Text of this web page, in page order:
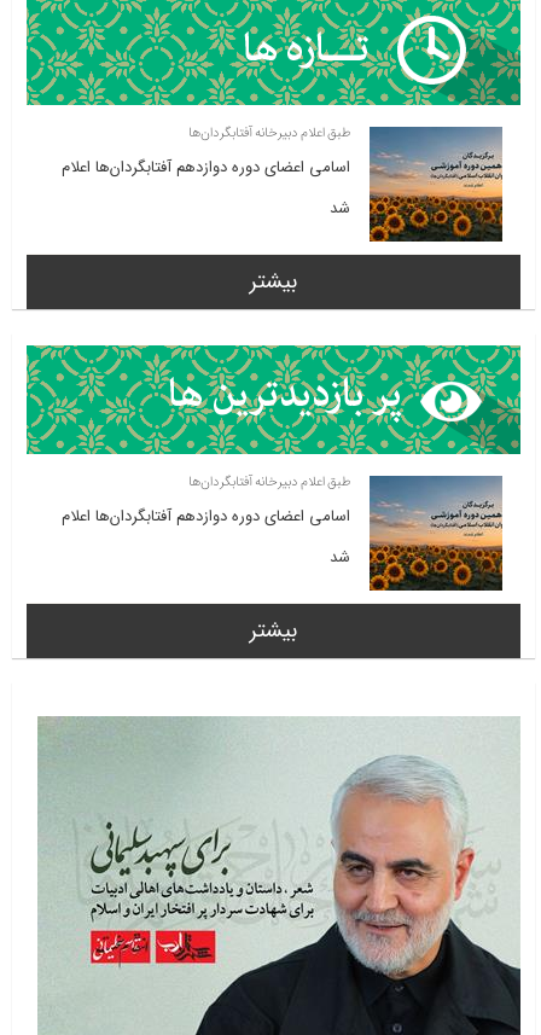
طبق اعلام دبیرخانه آفتابگردان‌ها
اسامی اعضای دوره دوازدهم آفتابگردان‌ها اعلام
شد
بیشتر
طبق اعلام دبیرخانه آفتابگردان‌ها
اسامی اعضای دوره دوازدهم آفتابگردان‌ها اعلام
شد
بیشتر